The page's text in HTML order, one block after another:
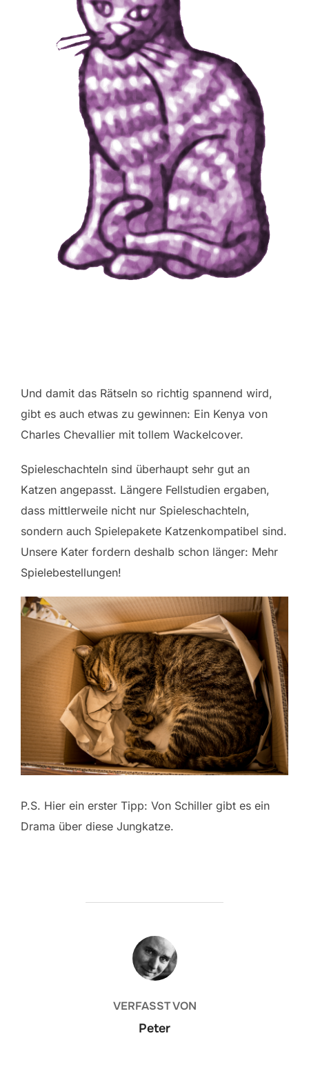
Und damit das Rätseln so richtig spannend wird,
gibt es auch etwas zu gewinnen: Ein Kenya von
Charles Chevallier mit tollem Wackelcover.
Spieleschachteln sind überhaupt sehr gut an
Katzen angepasst. Längere Fellstudien ergaben,
dass mittlerweile nicht nur Spieleschachteln,
sondern auch Spielepakete Katzenkompatibel sind.
Unsere Kater fordern deshalb schon länger: Mehr
Spielebestellungen!
P.S. Hier ein erster Tipp: Von Schiller gibt es ein
Drama über diese Jungkatze.
BEITRAGSAUTOR
VERFASST VON
Peter